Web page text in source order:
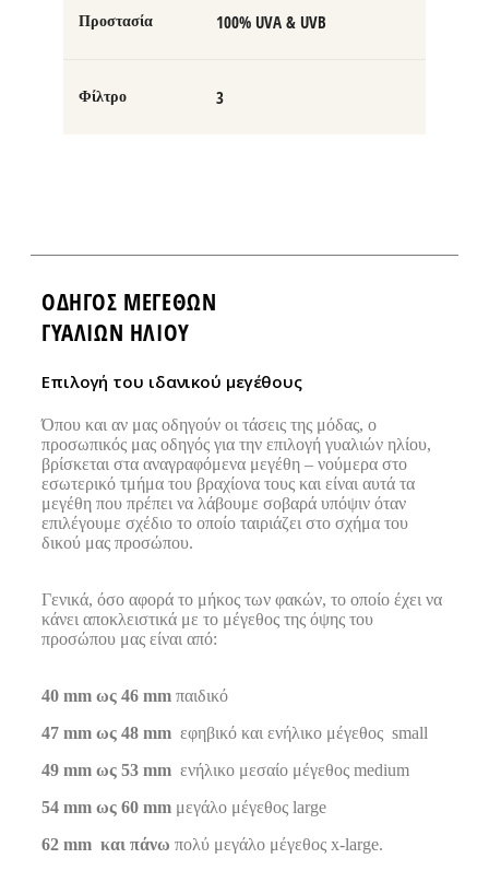
Προστασία 100% UVA & UVB
Φίλτρο 3
ΟΔΗΓΌΣ ΜΕΓΕΘΏΝ
ΓΥΑΛΙΩΝ ΗΛΙΟΥ
Eπιλογή του ιδανικού μεγέθους
Όπου και αν μας οδηγούν οι τάσεις της μόδας, ο
προσωπικός μας οδηγός για την επιλογή γυαλιών ηλίου,
βρίσκεται στα αναγραφόμενα μεγέθη – νούμερα στο
εσωτερικό τμήμα του βραχίονα τους και είναι αυτά τα
μεγέθη που πρέπει να λάβουμε σοβαρά υπόψιν όταν
επιλέγουμε σχέδιο το οποίο ταιριάζει στο σχήμα του
δικού μας προσώπου.
Γενικά, όσο αφορά το μήκος των φακών, το οποίο έχει να
κάνει αποκλειστικά με το μέγεθος της όψης του
προσώπου μας είναι από:
40 mm ως 46 mm παιδικό
47 mm ως 48 mm εφηβικό και ενήλικο μέγεθος small
49 mm ως 53 mm ενήλικο μεσαίο μέγεθος medium
54 mm ως 60 mm μεγάλο μέγεθος large
62 mm και πάνω πολύ μεγάλο μέγεθος x-large.